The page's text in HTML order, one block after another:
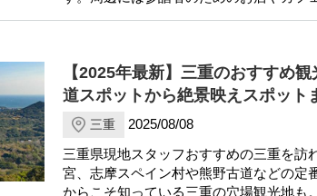
【2025年最新】三重のおすすめ
道スポットから絶景映えスポット
三重
2025/08/08
三重県現地スタッフおすすめの三重を訪
宮、志摩スペイン村や熊野古道などの定
からこそ知っている三重の穴場観光地も。